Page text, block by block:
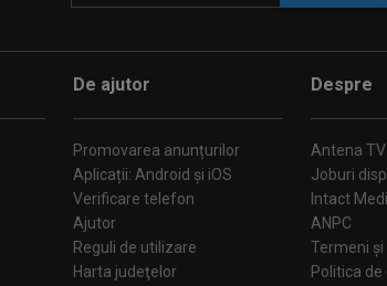
De ajutor
Promovarea anunțurilor
Aplicații: Android și iOS
Verificare telefon
Ajutor
Reguli de utilizare
Harta judeţelor
Despre
Antena TV
Joburi
Intact
ANPC
Termeni și
Politica de